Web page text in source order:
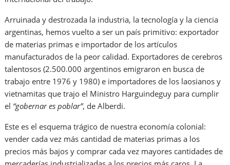
Arruinada y destrozada la industria, la tecnología y la ciencia
argentinas, hemos vuelto a ser un país primitivo: exportador
de materias primas e importador de los artículos
manufacturados de la peor calidad. Exportadores de cerebros
talentosos (2.500.000 argentinos emigraron en busca de
trabajo entre 1976 y 1980) e importadores de los laosianos y
vietnamitas que trajo el Ministro Harguindeguy para cumplir
el “gobernar es poblar”, de Alberdi.
Este es el esquema trágico de nuestra economía colonial:
vender cada vez más cantidad de materias primas a los
precios más bajos y comprar cada vez mayores cantidades de